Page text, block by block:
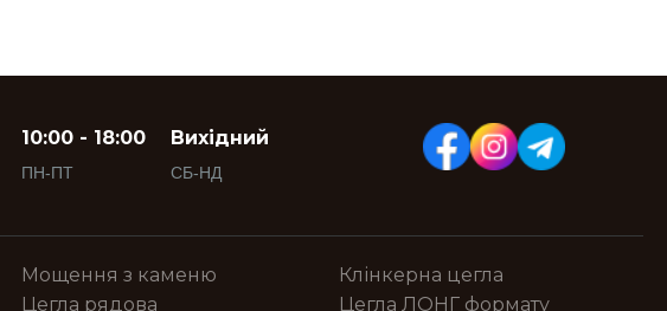
10:00 - 18:00
ПН-ПТ
Вихідний
СБ-НД
Мощення з каменю
Цегла рядова
Клінкерна цегла
Цегла ЛОНГ формату